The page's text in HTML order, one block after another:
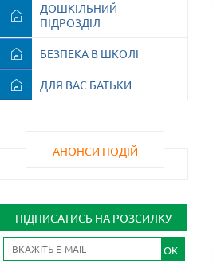
ДОШКІЛЬНИЙ
ПІДРОЗДІЛ
БЕЗПЕКА В ШКОЛІ
ДЛЯ ВАС БАТЬКИ
АНОНСИ ПОДІЙ
ПІДПИСАТИСЬ НА РОЗСИЛКУ
OK